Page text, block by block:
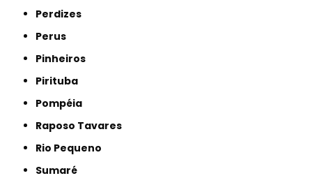
Perdizes
Perus
Pinheiros
Pirituba
Pompéia
Raposo Tavares
Rio Pequeno
Sumaré